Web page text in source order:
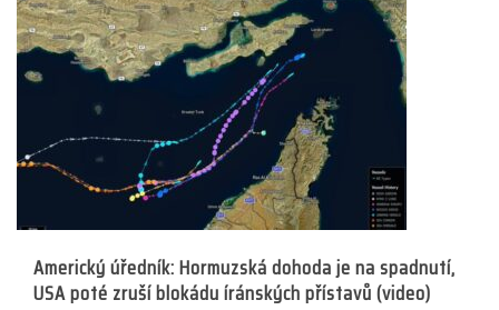
Americký úředník: Hormuzská dohoda je na spadnutí,
USA poté zruší blokádu íránských přístavů (video)